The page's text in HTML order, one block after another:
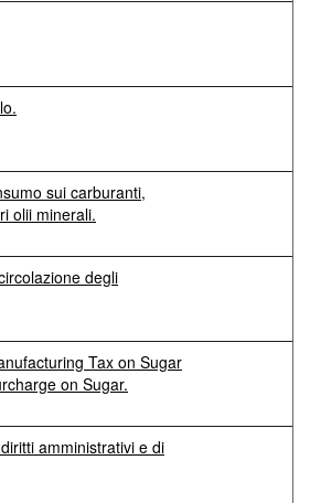
sui carburanti,
olii minerali.
degli
Tax on Sugar
on Sugar.
amministrativi e di